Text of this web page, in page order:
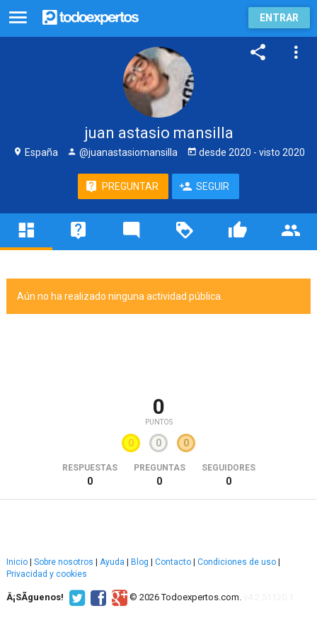
ENTRAR
juan astasio mansilla
España @juanastasiomansilla desde 2020 - visto 2020
PREGUNTAR SEGUIR
Aún no ha realizado ninguna actividad pública.
0
PUNTOS
0 0 0
RESPUESTAS
0
PREGUNTAS
0
SEGUIDORES
0
Inicio Sobre nosotros Ayuda Blog Contacto Condiciones de uso
Privacidad y cookies
Â¡SÃ­guenos! © 2026 Todoexpertos.com.